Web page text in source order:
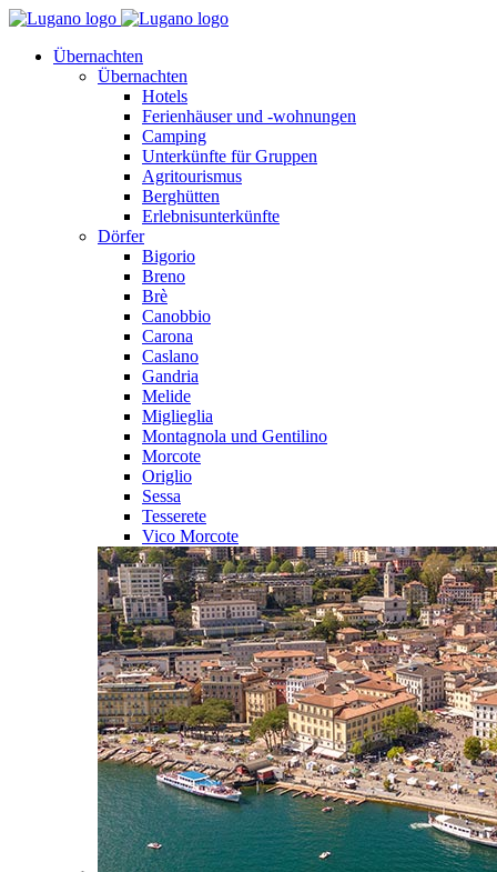
Übernachten
Übernachten
Hotels
Ferienhäuser und -wohnungen
Camping
Unterkünfte für Gruppen
Agritourismus
Berghütten
Erlebnisunterkünfte
Dörfer
Bigorio
Breno
Brè
Canobbio
Carona
Caslano
Gandria
Melide
Miglieglia
Montagnola und Gentilino
Morcote
Origlio
Sessa
Tesserete
Vico Morcote